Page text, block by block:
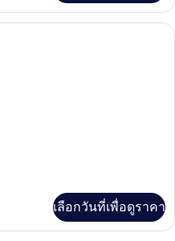
ห้องแฟมิลี่สวีท, วิวทะเล | เครื่องนอน
เลือกวันที่เพื่อดูราคา